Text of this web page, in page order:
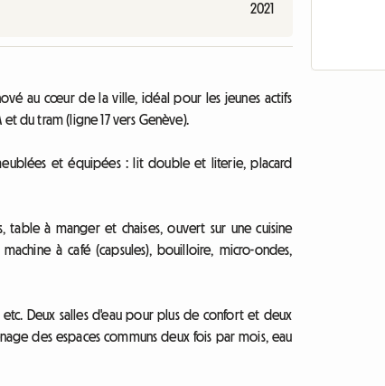
2021
au cœur de la ville, idéal pour les jeunes actifs
du tram (ligne 17 vers Genève).
meublées et équipées : lit double et literie, placard
table à manger et chaises, ouvert sur une cuisine
à café (capsules), bouilloire, micro-ondes,
Deux salles d'eau pour plus de confort et deux
des espaces communs deux fois par mois, eau